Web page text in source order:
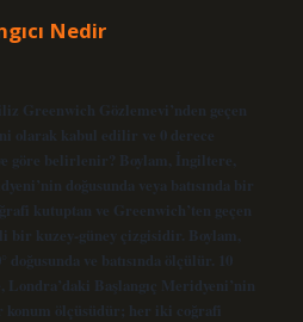
Nedir
Greenwich Gözlemevi’nden geçen
olarak kabul edilir ve 0 derece
göre belirlenir? Boylam, İngiltere,
doğusunda veya batısında bir
kutuptan ve Greenwich’ten geçen
bir kuzey-güney çizgisidir. Boylam,
doğusunda ve batısında ölçülür. 10
Başlangıç ​​Meridyeni’nin
konum ölçüsüdür; her iki coğrafi